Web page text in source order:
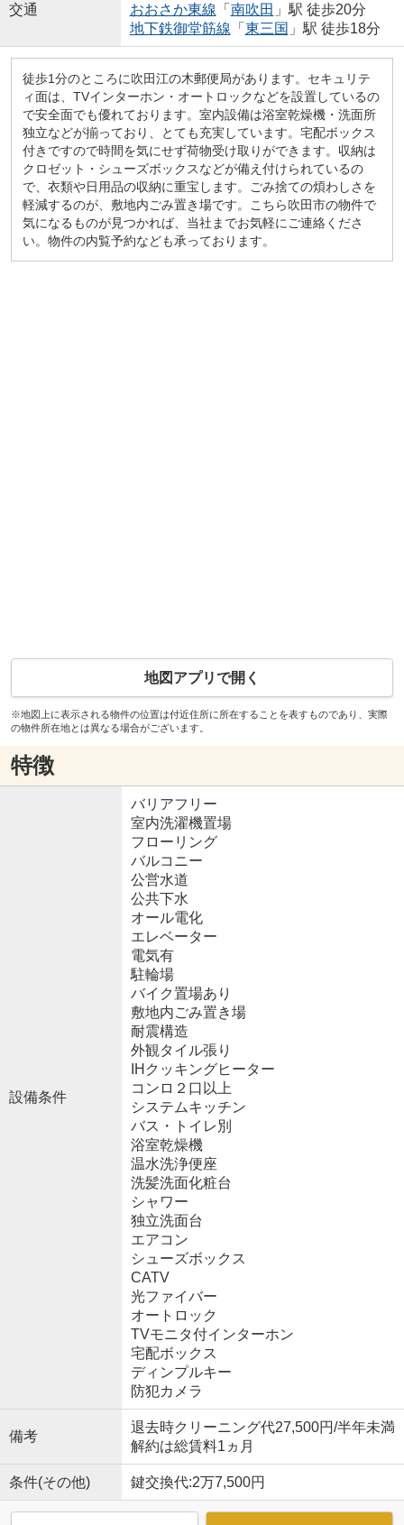
交通
おおさか東線 「 南吹田 」駅 徒歩20分
地下鉄御堂筋線 「 東三国 」駅 徒歩18分
徒歩1分のところに吹田江の木郵便局があります。セキュリテ
ィ面は、TVインターホン・オートロックなどを設置しているの
で安全面でも優れております。室内設備は浴室乾燥機・洗面所
独立などが揃っており、とても充実しています。宅配ボックス
付きですので時間を気にせず荷物受け取りができます。収納は
クロゼット・シューズボックスなどが備え付けられているの
で、衣類や日用品の収納に重宝します。ごみ捨ての煩わしさを
軽減するのが、敷地内ごみ置き場です。こちら吹田市の物件で
気になるものが見つかれば、当社までお気軽にご連絡くださ
い。物件の内覧予約なども承っております。
地図アプリで開く
※地図上に表示される物件の位置は付近住所に所在することを表すものであり、実際
の物件所在地とは異なる場合がございます。
特徴
設備条件
バリアフリー
室内洗濯機置場
フローリング
バルコニー
公営水道
公共下水
オール電化
エレベーター
電気有
駐輪場
バイク置場あり
敷地内ごみ置き場
耐震構造
外観タイル張り
IHクッキングヒーター
コンロ２口以上
システムキッチン
バス・トイレ別
浴室乾燥機
温水洗浄便座
洗髪洗面化粧台
シャワー
独立洗面台
エアコン
シューズボックス
CATV
光ファイバー
オートロック
TVモニタ付インターホン
宅配ボックス
ディンプルキー
防犯カメラ
備考
退去時クリーニング代27,500円/半年未満
解約は総賃料1ヵ月
条件(その他) 鍵交換代:2万7,500円